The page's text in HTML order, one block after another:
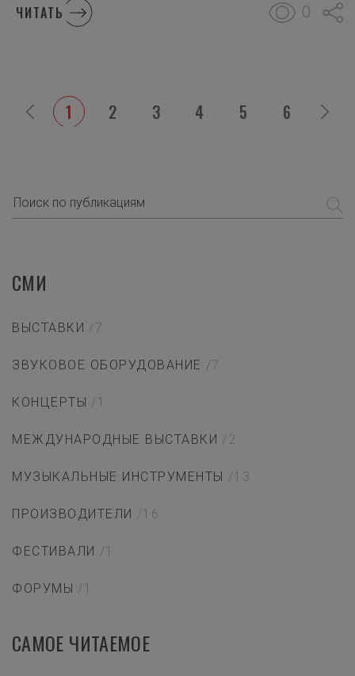
СМИ
ВЫСТАВКИ /7
ЗВУКОВОЕ ОБОРУДОВАНИЕ /7
КОНЦЕРТЫ /1
МЕЖДУНАРОДНЫЕ ВЫСТАВКИ /2
МУЗЫКАЛЬНЫЕ ИНСТРУМЕНТЫ /13
ПРОИЗВОДИТЕЛИ /16
ФЕСТИВАЛИ /1
ФОРУМЫ /1
САМОЕ ЧИТАЕМОЕ
ЧИТАТЬ 0
1 2 3 4 5 6